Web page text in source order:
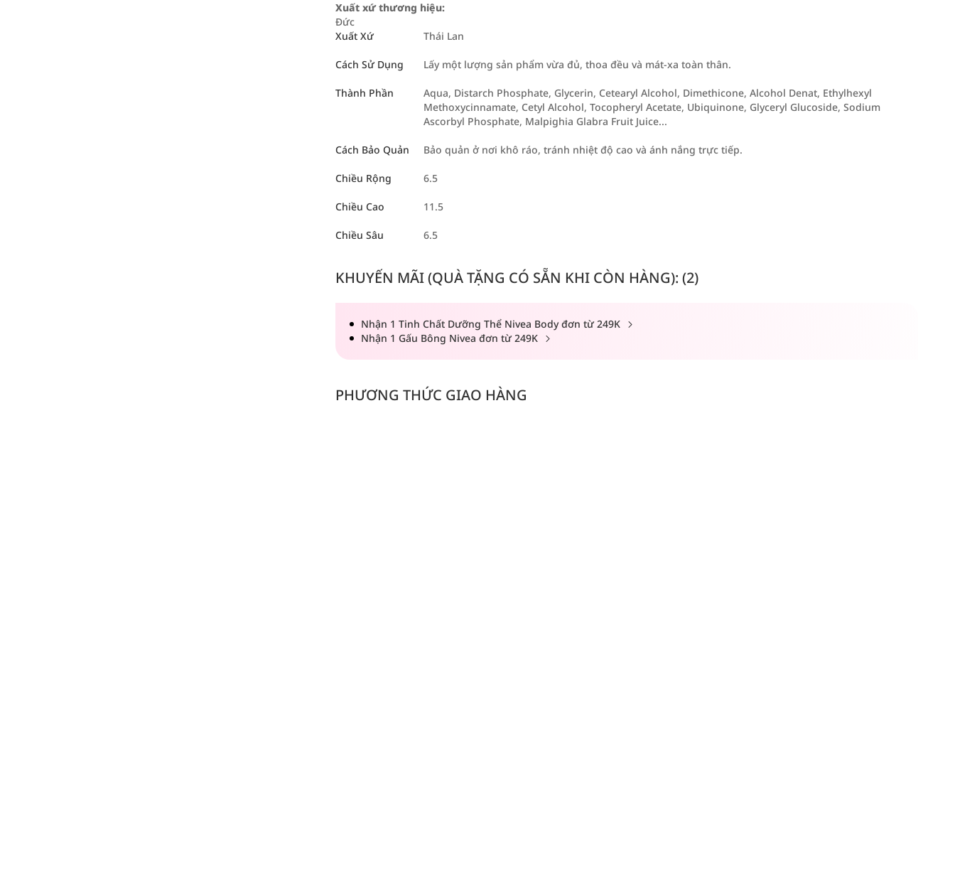
Xuất xứ thương hiệu:
Đức
Xuất Xứ
Thái Lan
Cách Sử Dụng Lấy một lượng sản phẩm vừa đủ, thoa đều và mát-xa toàn thân.
Thành Phần
Aqua, Distarch Phosphate, Glycerin, Cetearyl Alcohol, Dimethicone, Alcohol Denat, Ethylhexyl
Methoxycinnamate, Cetyl Alcohol, Tocopheryl Acetate, Ubiquinone, Glyceryl Glucoside, Sodium
Ascorbyl Phosphate, Malpighia Glabra Fruit Juice...
Cách Bảo Quản Bảo quản ở nơi khô ráo, tránh nhiệt độ cao và ánh nắng trực tiếp.
Chiều Rộng 6.5
Chiều Cao 11.5
Chiều Sâu 6.5
KHUYẾN MÃI (QUÀ TẶNG CÓ SẴN KHI CÒN HÀNG): (2)
Nhận 1 Tinh Chất Dưỡng Thể Nivea Body đơn từ 249K
Nhận 1 Gấu Bông Nivea đơn từ 249K
PHƯƠNG THỨC GIAO HÀNG